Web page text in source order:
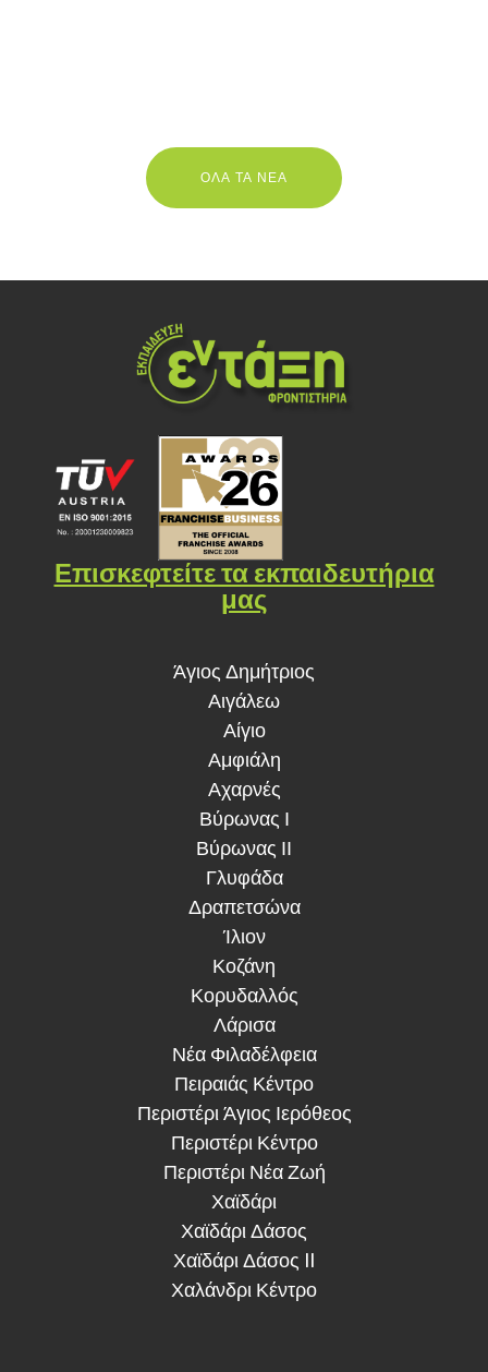
ΟΛΑ ΤΑ ΝΕΑ
Επισκεφτείτε τα εκπαιδευτήρια
μας
Άγιος Δημήτριος
Αιγάλεω
Αίγιο
Αμφιάλη
Αχαρνές
Βύρωνας Ι
Βύρωνας ΙΙ
Γλυφάδα
Δραπετσώνα
Ίλιον
Κοζάνη
Κορυδαλλός
Λάρισα
Νέα Φιλαδέλφεια
Πειραιάς Κέντρο
Περιστέρι Άγιος Ιερόθεος
Περιστέρι Κέντρο
Περιστέρι Νέα Ζωή
Χαϊδάρι
Χαϊδάρι Δάσος
Χαϊδάρι Δάσος II
Χαλάνδρι Κέντρο